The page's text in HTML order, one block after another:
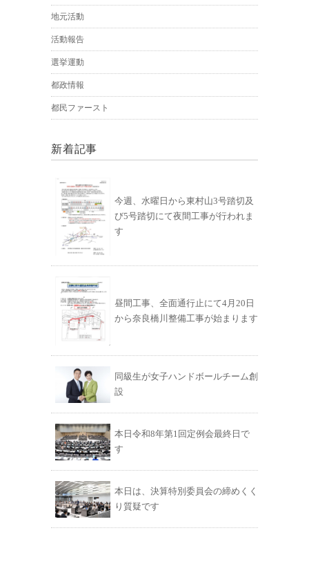
地元活動
活動報告
選挙運動
都政情報
都民ファースト
新着記事
今週、水曜日から東村山3号踏切及
び5号踏切にて夜間工事が行われま
す
昼間工事、全面通行止にて4月20日
から奈良橋川整備工事が始まります
同級生が女子ハンドボールチーム創
設
本日令和8年第1回定例会最終日で
す
本日は、決算特別委員会の締めくく
り質疑です